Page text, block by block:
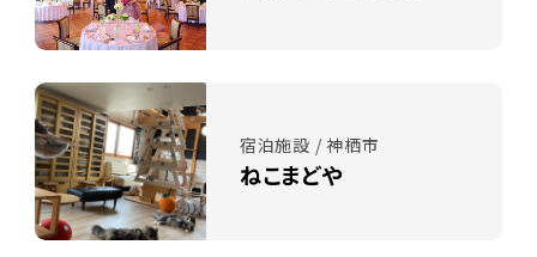
宿泊施設 / 神栖市
ねこまどや